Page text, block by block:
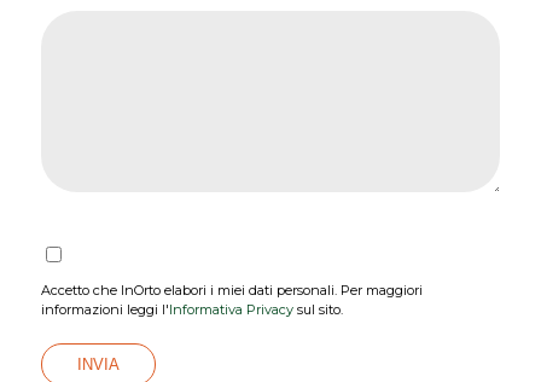
Accetto che InOrto elabori i miei dati personali. Per maggiori
informazioni leggi l'Informativa Privacysul sito.